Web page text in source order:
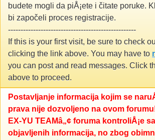
budete mogli da piÅ¡ete i čitate poruke.
bi započeli proces registracije.
---------------------------------------------------
If this is your first visit, be sure to check
clicking the link above. You may have to
you can post and read messages. Click
above to proceed.
Postavljanje informacija kojim se
prava nije dozvoljeno na ovom
EX-YU TEAMâ„¢ foruma kontroliÅ¡e
objavljenih informacija, no zbog